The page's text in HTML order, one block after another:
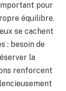
pour
équilibre.
se cachent
: besoin de
la
renforcent